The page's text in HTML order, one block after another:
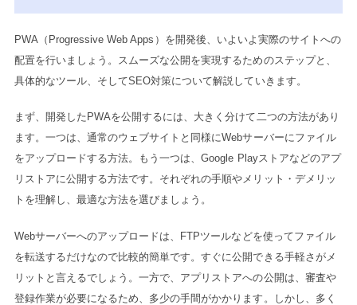
PWA（Progressive Web Apps）を開発後、いよいよ実際のサイトへの
配置を行いましょう。スムーズな公開を実現するためのステップと、
具体的なツール、そしてSEO対策について解説していきます。
まず、開発したPWAを公開するには、大きく分けて二つの方法があり
ます。一つは、通常のウェブサイトと同様にWebサーバーにファイル
をアップロードする方法。もう一つは、Google Playストアなどのアプ
リストアに公開する方法です。それぞれの手順やメリット・デメリッ
トを理解し、最適な方法を選びましょう。
Webサーバーへのアップロードは、FTPツールなどを使ってファイル
を転送するだけなので比較的簡単です。すぐに公開できる手軽さがメ
リットと言えるでしょう。一方で、アプリストアへの公開は、審査や
登録作業が必要になるため、多少の手間がかかります。しかし、多く